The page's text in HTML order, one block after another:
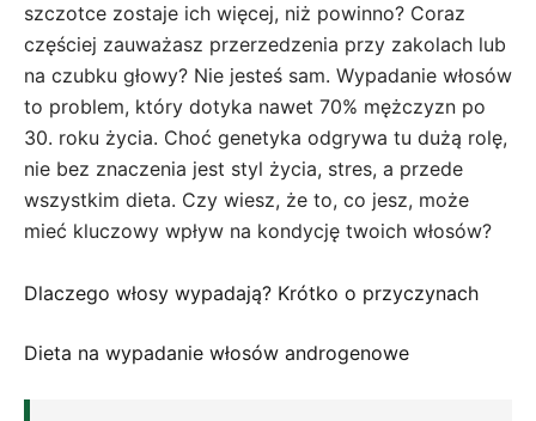
szczotce zostaje ich więcej, niż powinno? Coraz
częściej zauważasz przerzedzenia przy zakolach lub
na czubku głowy? Nie jesteś sam. Wypadanie włosów
to problem, który dotyka nawet 70% mężczyzn po
30. roku życia. Choć genetyka odgrywa tu dużą rolę,
nie bez znaczenia jest styl życia, stres, a przede
wszystkim dieta. Czy wiesz, że to, co jesz, może
mieć kluczowy wpływ na kondycję twoich włosów?
Dlaczego włosy wypadają? Krótko o przyczynach
Dieta na wypadanie włosów androgenowe